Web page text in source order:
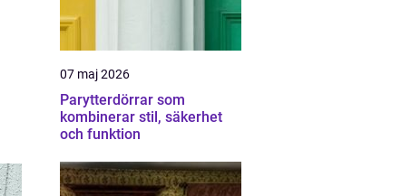
07 maj 2026
Parytterdörrar som
kombinerar stil, säkerhet
och funktion